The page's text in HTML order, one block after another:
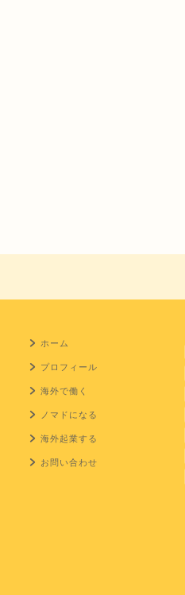
ホーム
プロフィール
海外で働く
ノマドになる
海外起業する
お問い合わせ